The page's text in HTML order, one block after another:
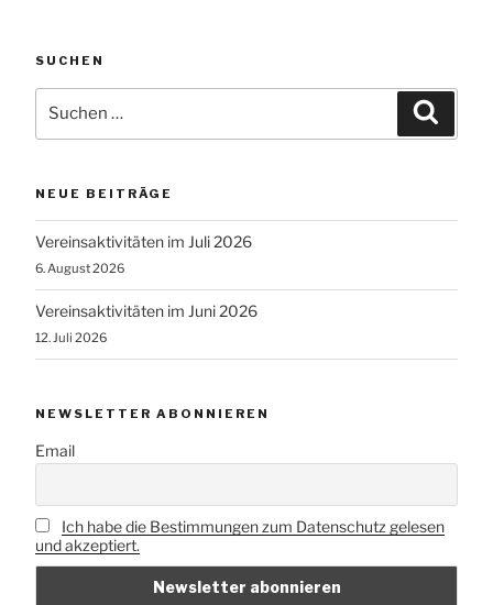
SUCHEN
nach:
NEUE BEITRÄGE
Vereinsaktivitäten im Juli 2026
6. August 2026
Vereinsaktivitäten im Juni 2026
12. Juli 2026
NEWSLETTER ABONNIEREN
Email
Ich habe die Bestimmungen zum Datenschutz gelesen
und akzeptiert.